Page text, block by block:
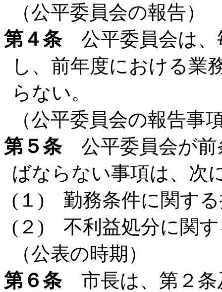
（公平委員会の報告）
第４条公平委員会は、
し、前年度における業
らない。
（公平委員会の報告事
第５条公平委員会が前
ばならない事項は、次
(１) 勤務条件に関する
(２) 不利益処分に関す
（公表の時期）
第６条市長は、第２条